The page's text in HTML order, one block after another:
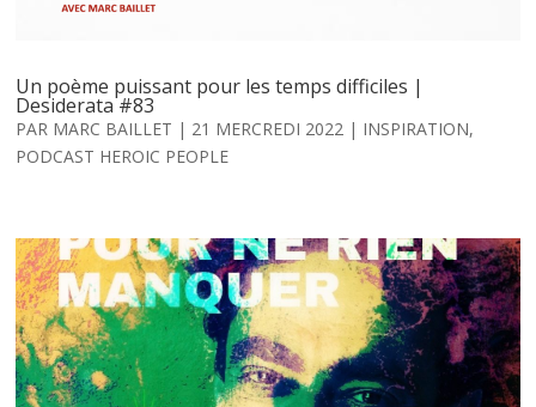
Un poème puissant pour les temps difficiles |
Desiderata #83
PAR MARC BAILLET | 21 MERCREDI 2022 | INSPIRATION,
PODCAST HEROIC PEOPLE